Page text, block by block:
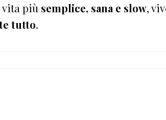
più semplice, sana e slow,
tutto.